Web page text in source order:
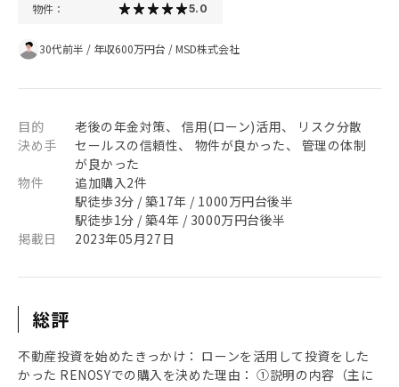
物件： 5.0
30代前半 / 年収600万円台 /MSD株式会社
目的
老後の年金対策、 信用(ローン)活用、 リスク分散
決め手
セールスの信頼性、 物件が良かった、 管理の体制
が良かった
物件
追加購入2件
駅徒歩3分 / 築17年 / 1000万円台後半
駅徒歩1分 / 築4年 / 3000万円台後半
掲載日
2023年05月27日
総評
不動産投資を始めたきっかけ： ローンを活用して投資をした
かった RENOSYでの購入を決めた理由： ①説明の内容（主に